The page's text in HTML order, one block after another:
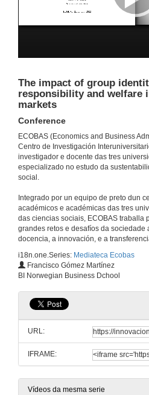
The impact of group
responsibility and welfare
markets
Conference
ECOBAS (Economics and Business
Centro de Investigación
investigador e docente das tres
especializado no estudo da
social.
Integrado por un equipo de preto dun
académicos e académicas das tres
das ciencias sociais, ECOBAS traballa
grandes retos e desafíos da sociedade
docencia, a innovación, e a
i18n.one.Series: Mediateca Ecobas
Francisco Gómez Martínez
BI Norwegian Business Dchool
URL:
IFRAME:
Vídeos da mesma serie
15 de dec. de
Conference
21 de xuño
21 de xuño
Conference
11 de mar. de
11 de mar. de